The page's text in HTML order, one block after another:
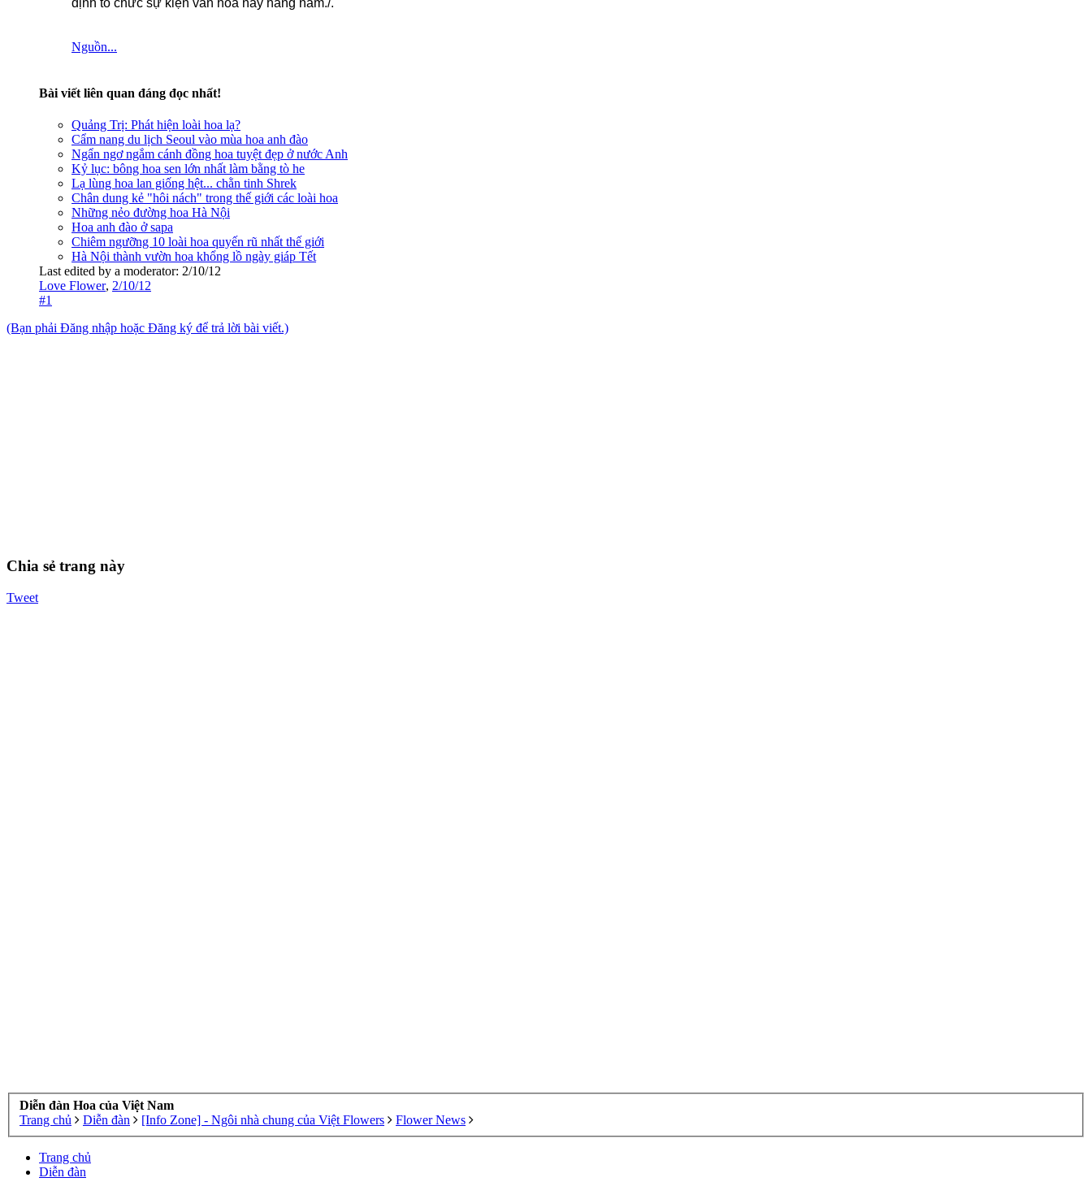
định tổ chức sự kiện văn hóa này hàng năm./.
Nguồn...
Bài viết liên quan đáng đọc nhất!
Quảng Trị: Phát hiện loài hoa lạ?
Cẩm nang du lịch Seoul vào mùa hoa anh đào
Ngẩn ngơ ngắm cánh đồng hoa tuyệt đẹp ở nước Anh
Kỷ lục: bông hoa sen lớn nhất làm bằng tò he
Lạ lùng hoa lan giống hệt... chằn tinh Shrek
Chân dung kẻ "hôi nách" trong thế giới các loài hoa
Những nẻo đường hoa Hà Nội
Hoa anh đào ở sapa
Chiêm ngưỡng 10 loài hoa quyến rũ nhất thế giới
Hà Nội thành vườn hoa khổng lồ ngày giáp Tết
Last edited by a moderator: 2/10/12
Love Flower, 2/10/12
#1
(Bạn phải Đăng nhập hoặc Đăng ký để trả lời bài viết.)
Chia sẻ trang này
Tweet
Diễn đàn Hoa của Việt Nam
Trang chủ
Diễn đàn [Info Zone] - Ngôi nhà chung của Việt Flowers Flower News
Trang chủ
Diễn đàn